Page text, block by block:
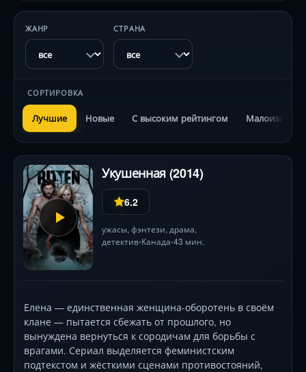
ЖАНР СТРАНА
СОРТИРОВКА
Лучшие Новые С высоким рейтингом
Укушенная (2014)
6.2
ужасы, фэнтези, драма,
детектив•Канада•43 мин.
Елена — единственная женщина-оборотень в своём
клане — пытается сбежать от прошлого, но
вынуждена вернуться к сородичам для борьбы с
врагами. Сериал выделяется феминистским
подтекстом и жёсткими сценами противостояний,